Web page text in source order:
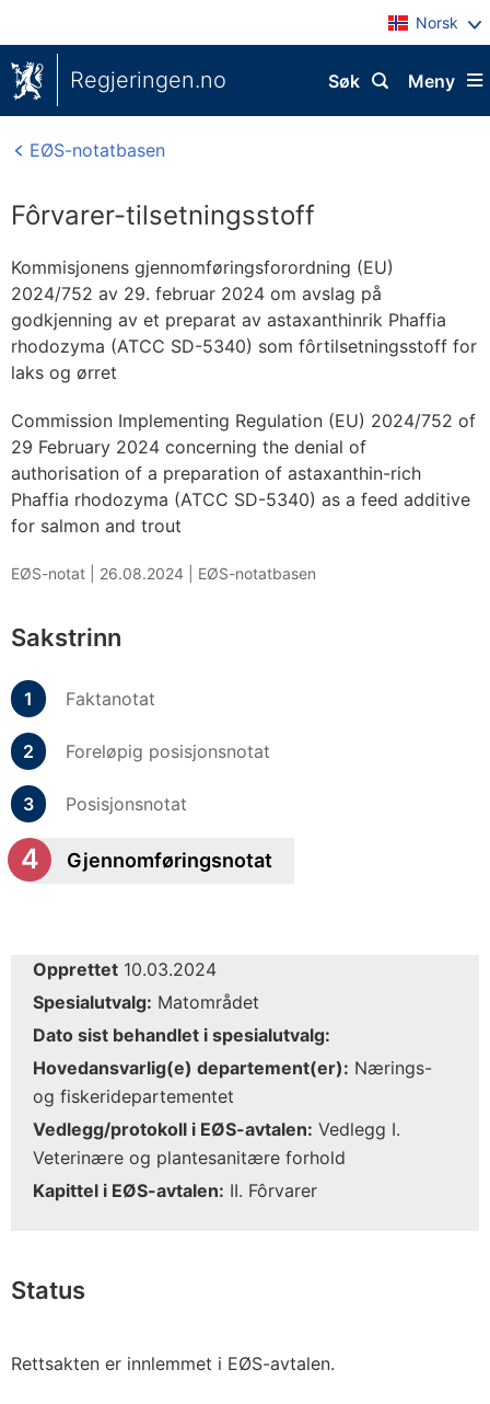
Norsk
Regjeringen.no Meny
Søk
EØS-notatbasen
Fôrvarer-tilsetningsstoff
Kommisjonens gjennomføringsforordning (EU)
2024/752 av 29. februar 2024 om avslag på
godkjenning av et preparat av astaxanthinrik Phaffia
rhodozyma (ATCC SD-5340) som fôrtilsetningsstoff for
laks og ørret
Commission Implementing Regulation (EU) 2024/752 of
29 February 2024 concerning the denial of
authorisation of a preparation of astaxanthin-rich
Phaffia rhodozyma (ATCC SD-5340) as a feed additive
for salmon and trout
EØS-notat | 26.08.2024 EØS-notatbasen
Sakstrinn
Faktanotat
Foreløpig posisjonsnotat
Posisjonsnotat
Gjennomføringsnotat
Opprettet 10.03.2024
Spesialutvalg: Matområdet
Dato sist behandlet i spesialutvalg:
Hovedansvarlig(e) departement(er): Nærings-
og fiskeridepartementet
Vedlegg/protokoll i EØS-avtalen: Vedlegg I.
Veterinære og plantesanitære forhold
Kapittel i EØS-avtalen: II. Fôrvarer
Status
Rettsakten er innlemmet i EØS-avtalen.